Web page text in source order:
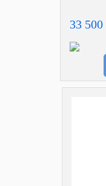
33 500